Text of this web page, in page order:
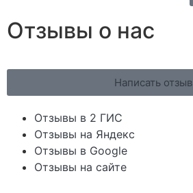
Отзывы о нас
Написать отзыв
Отзывы в 2 ГИС
Отзывы на Яндекс
Отзывы в Google
Отзывы на сайте